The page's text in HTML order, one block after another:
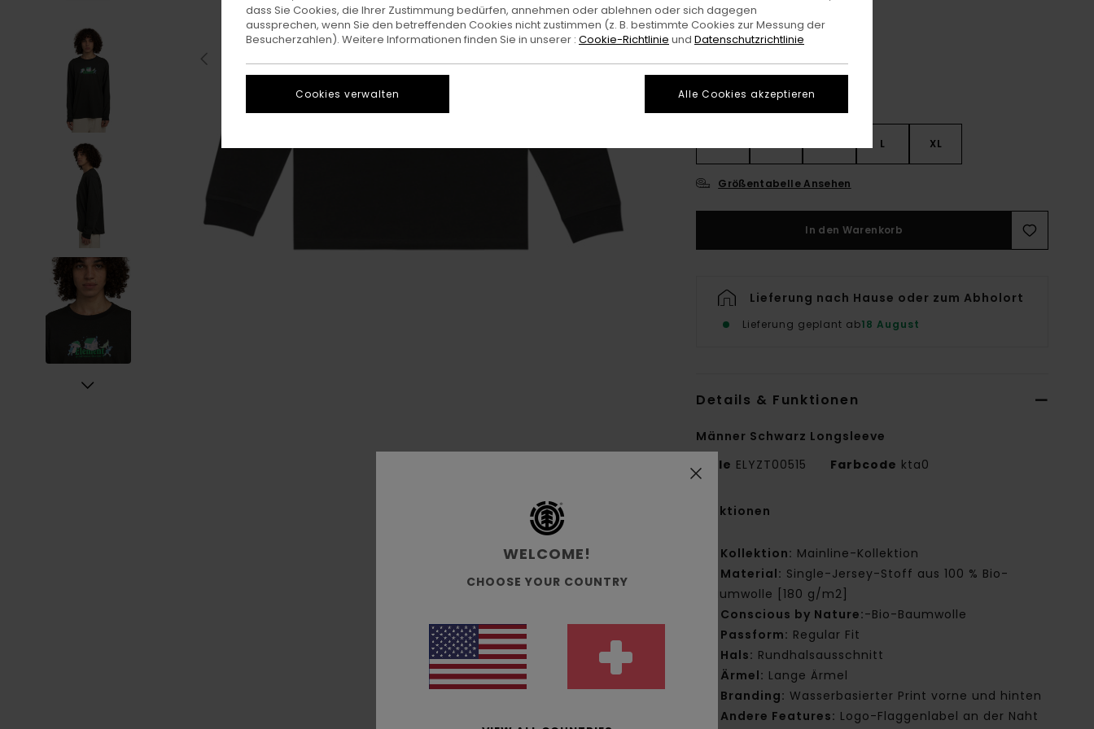
FarbeOff Black
L XL
Größentabelle Ansehen
In den Warenkorb
Lieferung nach Hause oder zum Abholort
Lieferung geplant ab18 August
Details & Funktionen
Männer Schwarz Longsleeve
Style ELYZT00515 Farbcode kta0
Funktionen
Kollektion: Mainline-Kollektion
Material: Single-Jersey-Stoff aus 100 % Bio-
Baumwolle [180 g/m2]
Conscious by Nature:-Bio-Baumwolle
Passform: Regular Fit
Hals: Rundhalsausschnitt
Ärmel: Lange Ärmel
Branding: Wasserbasierter Print vorne und hinten
Andere Features: Logo-Flaggenlabel an der Naht
WELCOME!
CHOOSE YOUR COUNTRY
dass Sie Cookies, die Ihrer Zustimmung bedürfen, annehmen oder ablehnen oder sich dagegen
aussprechen, wenn Sie den betreffenden Cookies nicht zustimmen (z. B. bestimmte Cookies zur Messung der
Besucherzahlen). Weitere Informationen finden Sie in unserer : Cookie-Richtlinie und Datenschutzrichtlinie
Cookies verwalten Alle Cookies akzeptieren